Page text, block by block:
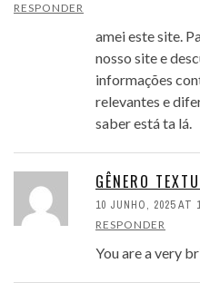
RESPONDER
amei este site.
nosso site e
informações
relevantes e
saber está ta lá.
GÊNERO
10 JUNHO, 2025 AT
RESPONDER
You are a very